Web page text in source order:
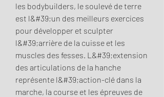
les bodybuilders, le soulevé de terre
est l&#39;un des meilleurs exercices
pour développer et sculpter
l&#39;arrière de la cuisse et les
muscles des fesses. L&#39;extension
des articulations de la hanche
représente l&#39;action-clé dans la
marche, la course et les épreuves de